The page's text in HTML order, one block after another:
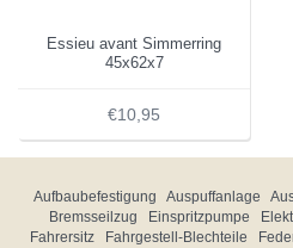
Essieu avant Simmerring
45x62x7
€10,95
Aufbaubefestigung Auspuffanlage
Bremsseilzug
Einspritzpumpe
Fahrersitz
Fahrgestell-Blechteile